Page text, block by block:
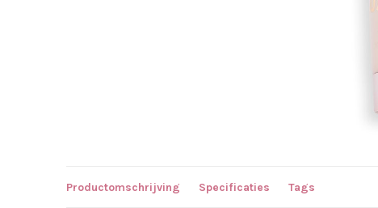
Productomschrijving Specificaties Tags